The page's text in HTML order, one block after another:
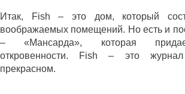
Итак, Fish – это дом, который
воображаемых помещений. Но есть и
– «Мансарда», которая
откровенности.
Fish – это журнал
прекрасном.